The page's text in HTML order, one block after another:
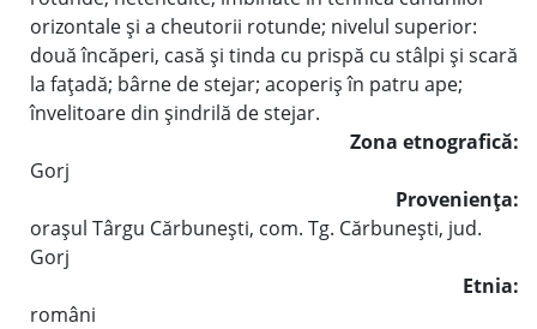
orizontale şi a cheutorii rotunde; nivelul superior:
două încăperi, casă şi tinda cu prispă cu stâlpi şi scară
la faţadă; bârne de stejar; acoperiş în patru ape;
învelitoare din şindrilă de stejar.
Zona etnografică:
Gorj
Provenienţa:
oraşul Târgu Cărbuneşti, com. Tg. Cărbuneşti, jud.
Gorj
Etnia:
români